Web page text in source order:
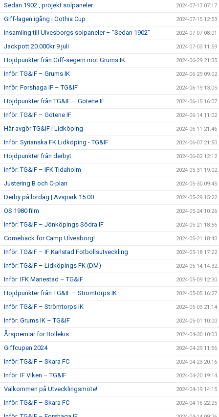
Sedan 1902 , projekt solpaneler. 2024-07-17 07:17
Giff-lagen igång i Gothia Cup 2024-07-15 12:53
Insamling till Ulvesborgs solpaneler – ”Sedan 1902” 2024-07-07 08:01
Jackpott 20.000kr 9 juli 2024-07-03 11:59
Höjdpunkter från Giff-segern mot Grums IK 2024-06-29 21:35
Inför: TG&IF – Grums IK 2024-06-29 09:02
Inför: Forshaga IF – TG&IF 2024-06-19 13:05
Höjdpunkter från TG&IF – Götene IF 2024-06-15 16:07
Inför: TG&IF – Götene IF 2024-06-14 11:02
Här avgör TG&IF i Lidköping 2024-06-11 21:46
Inför: Syrianska FK Lidköping - TG&IF 2024-06-07 21:50
Höjdpunkter från derbyt 2024-06-02 12:12
Inför: TG&IF – IFK Tidaholm 2024-05-31 19:02
Justering B och C-plan 2024-05-30 09:45
Derby på lördag | Avspark 15.00 2024-05-29 15:22
OS 1980 film 2024-05-24 10:26
Inför: TG&IF – Jönköpings Södra IF 2024-05-21 18:56
Comeback för Camp Ulvesborg! 2024-05-21 18:40
Inför: TG&IF – IF Karlstad Fotbollsutveckling 2024-05-18 17:22
Inför: TG&IF – Lidköpings FK (DM) 2024-05-14 14:32
Inför: IFK Mariestad – TG&IF 2024-05-09 12:30
Höjdpunkter från TG&IF – Strömtorps IK 2024-05-05 16:27
Inför: TG&IF – Strömtorps IK 2024-05-03 21:14
Inför: Grums IK – TG&IF 2024-05-01 10:00
Årspremiär för Bollekis 2024-04-30 10:03
Giffcupen 2024 2024-04-29 11:56
Inför: TG&IF – Skara FC 2024-04-23 20:16
Inför: IF Viken – TG&IF 2024-04-20 19:14
Välkommen på Utvecklingsmöte! 2024-04-19 14:15
Inför: TG&IF – Skara FC 2024-04-16 22:25